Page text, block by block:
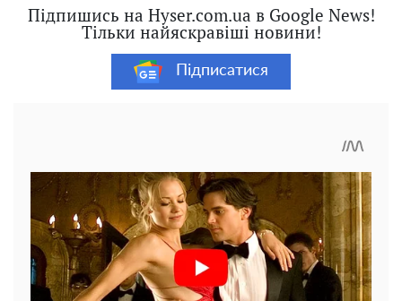
Підпишись на Hyser.com.ua в Google News!
Тільки найяскравіші новини!
Підписатися